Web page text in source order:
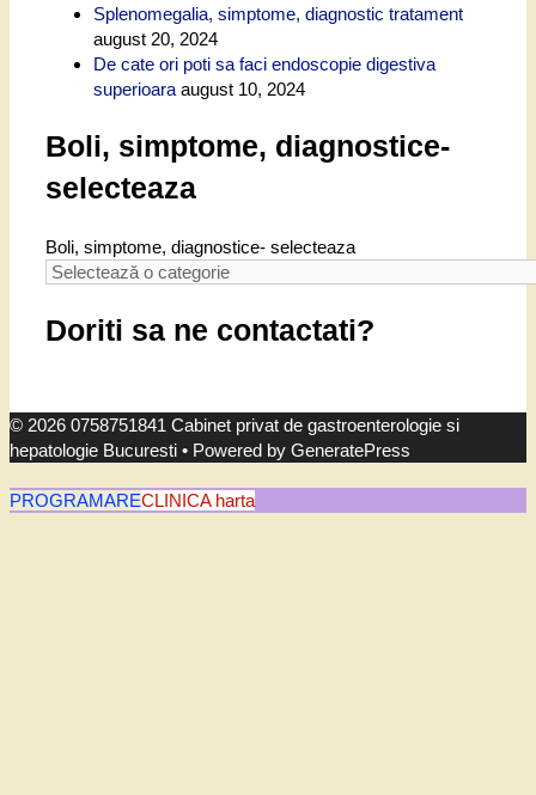
Splenomegalia, simptome, diagnostic tratament
august 20, 2024
De cate ori poti sa faci endoscopie digestiva
superioara august 10, 2024
Boli, simptome, diagnostice-
selecteaza
Boli, simptome, diagnostice- selecteaza
Doriti sa ne contactati?
© 2026 0758751841 Cabinet privat de gastroenterologie si
hepatologie Bucuresti • Powered by GeneratePress
PROGRAMARECLINICA harta